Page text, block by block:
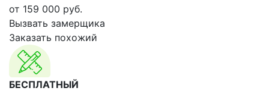
от 159 000 руб.
Вызвать замерщика
Заказать похожий
БЕСПЛАТНЫЙ